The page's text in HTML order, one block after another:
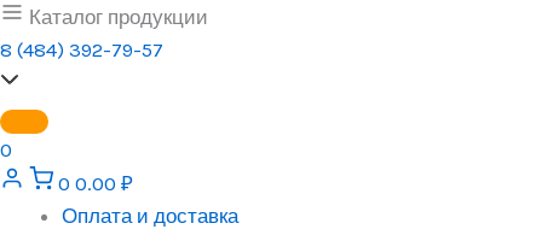
Перейти
к
содержимому
Каталог продукции
8 (484) 392-79-57
0
0 0.00 ₽
Оплата и доставка